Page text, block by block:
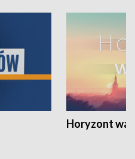
Horyzont